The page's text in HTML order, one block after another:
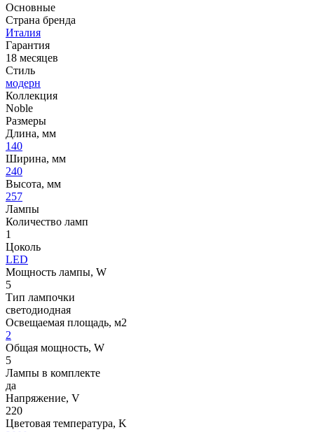
Основные
Страна бренда
Италия
Гарантия
18 месяцев
Стиль
модерн
Коллекция
Noble
Размеры
Длина, мм
140
Ширина, мм
240
Высота, мм
257
Лампы
Количество ламп
1
Цоколь
LED
Мощность лампы, W
5
Тип лампочки
светодиодная
Освещаемая площадь, м2
2
Общая мощность, W
5
Лампы в комплекте
да
Напряжение, V
220
Цветовая температура, K